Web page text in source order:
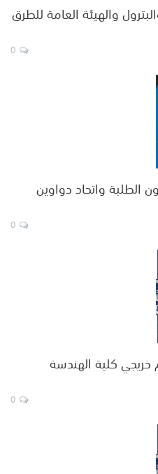
والهيئة العامة للطرق
الطلبة واتحاد دواوين
خريجي كلية الهندسة